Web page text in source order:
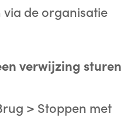
de organisatie
verwijzing sturen
> Stoppen met